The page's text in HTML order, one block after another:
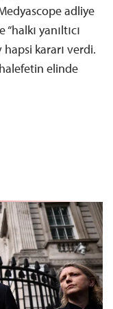
adliye
yanıltıcı
kararı verdi.
elinde